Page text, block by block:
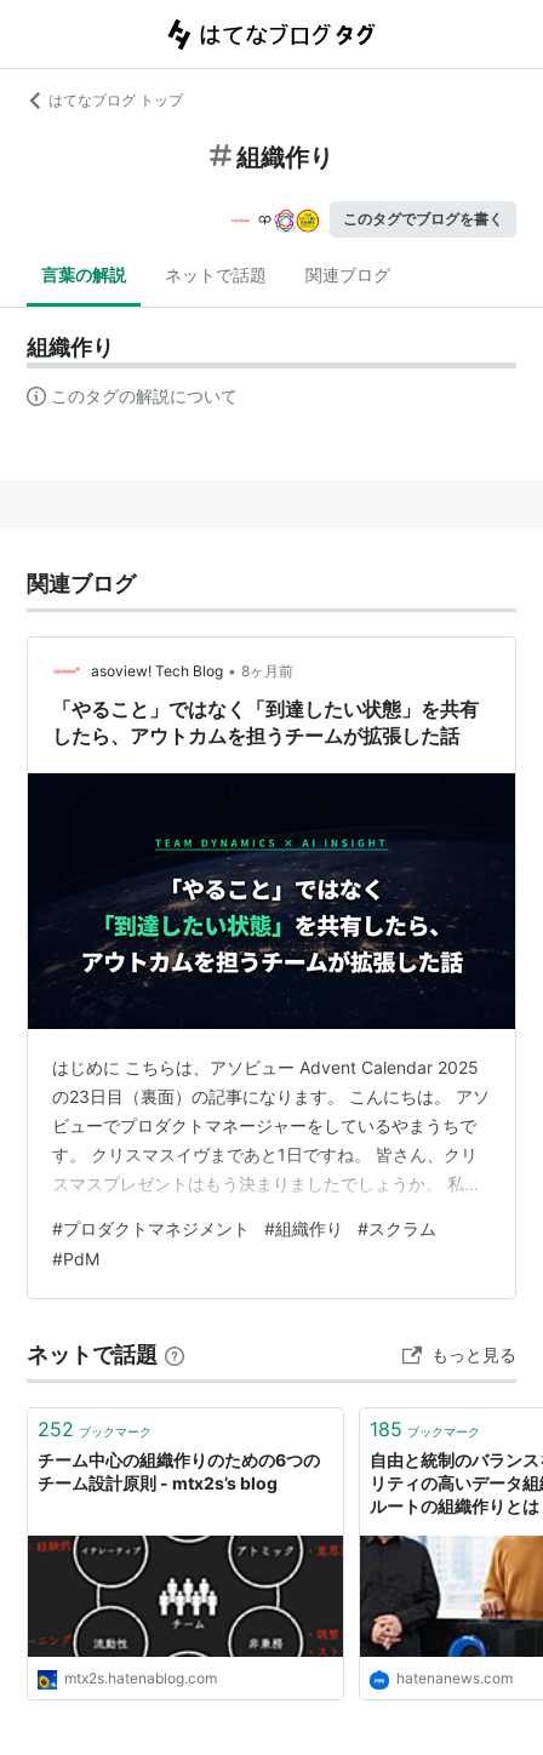
はてなブログ トップ
組織作り
このタグでブログを書く
言葉の解説 ネットで話題 関連ブログ
組織作り
このタグの解説について
関連ブログ
asoview! Tech Blog • 8ヶ月前
「やること」ではなく「到達したい状態」を共有
したら、アウトカムを担うチームが拡張した話
はじめに こちらは、アソビュー Advent Calendar 2025
の23日目（裏面）の記事になります。 こんにちは。 アソ
ビューでプロダクトマネージャーをしているやまうちで
す。 クリスマスイヴまであと1日ですね。 皆さん、クリ
スマスプレゼントはもう決まりましたでしょうか。 私は
てしまい、新しいiPhoneが自分へのクリスマスプレゼン
トになりました。動作がサクサクで、とても快適です。
笑 さて今回は、開発チーム以外にもプロダクトゴールを
役割が拡張した話をしたいと思います。 僕らのチーム
に…
#プロダクトマネジメント #組織作り #スクラム
#PdM
ネットで話題 もっと見る
252 ブックマーク
チーム中心の組織作りのための6つの
チーム設計原則 - mtx2s’s blog
mtx2s.hatenablog.com
185 ブックマーク
自由と統制のバラン
リティの高いデータ
ルートの組織作りと
hatenanews.com